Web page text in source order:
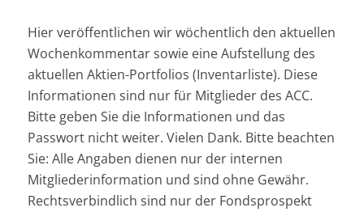
Hier veröffentlichen wir wöchentlich den aktuellen
Wochenkommentar sowie eine Aufstellung des
aktuellen Aktien-Portfolios (Inventarliste). Diese
Informationen sind nur für Mitglieder des ACC.
Bitte geben Sie die Informationen und das
Passwort nicht weiter. Vielen Dank. Bitte beachten
Sie: Alle Angaben dienen nur der internen
Mitgliederinformation und sind ohne Gewähr.
Rechtsverbindlich sind nur der Fondsprospekt